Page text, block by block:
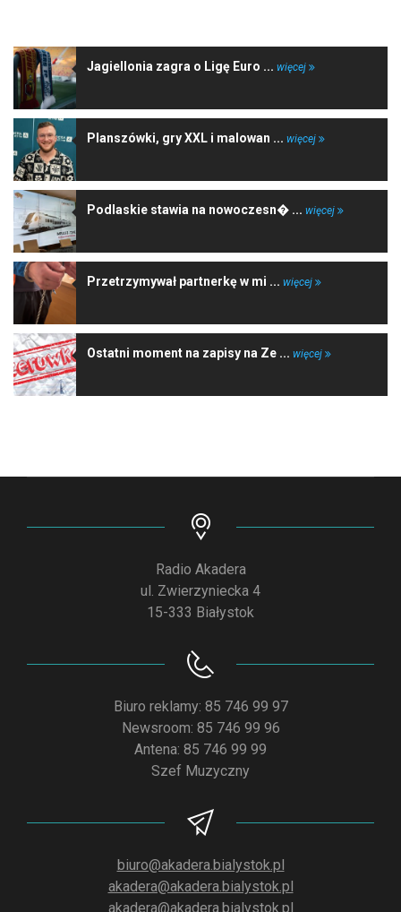
Jagiellonia zagra o Ligę Euro ... więcej
Planszówki, gry XXL i malowan ... więcej
Podlaskie stawia na nowoczesn� ... więcej
Przetrzymywał partnerkę w mi ... więcej
Ostatni moment na zapisy na Ze ... więcej
Radio Akadera
ul. Zwierzyniecka 4
15-333 Białystok
Biuro reklamy: 85 746 99 97
Newsroom: 85 746 99 96
Antena: 85 746 99 99
Szef Muzyczny
biuro@akadera.bialystok.pl
akadera@akadera.bialystok.pl
akadera@akadera.bialystok.pl